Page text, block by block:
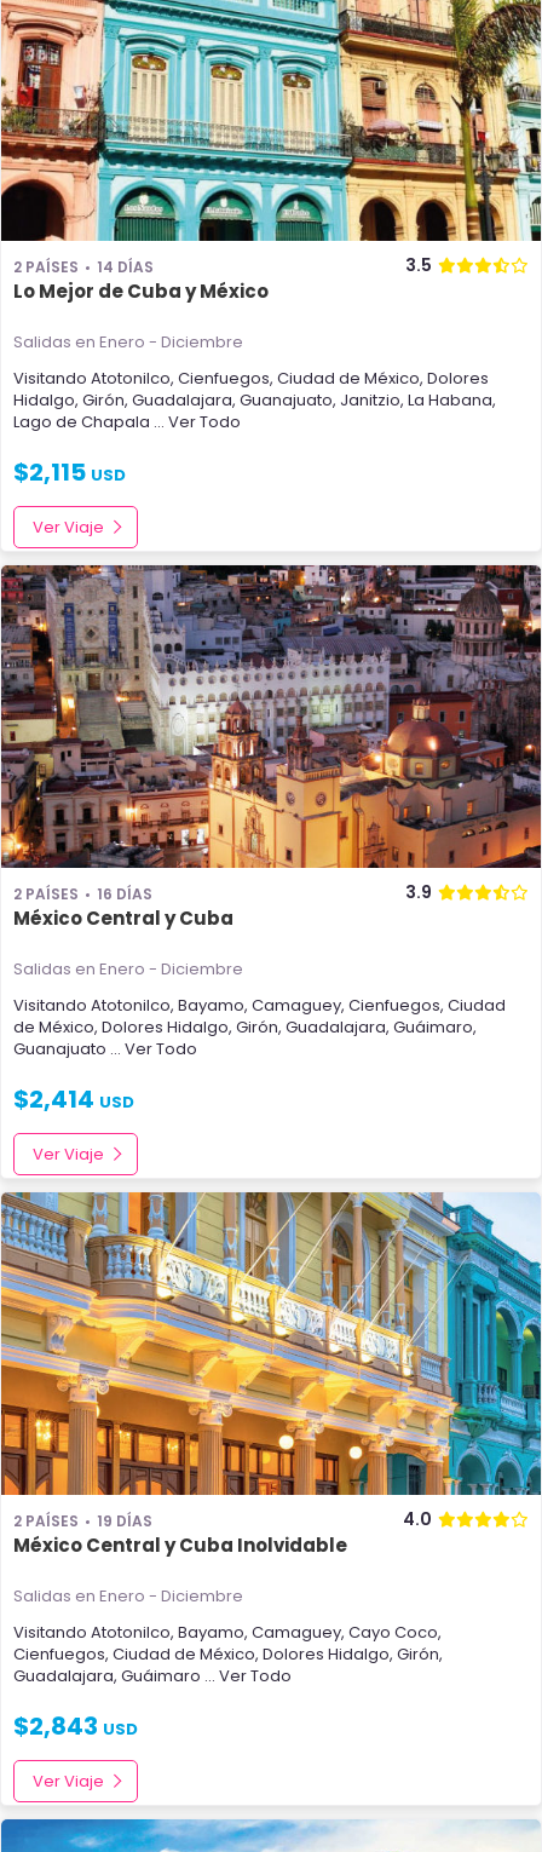
2 PAÍSES 14 DÍAS 3.5
Lo Mejor de Cuba y México
Salidas en Enero - Diciembre
Visitando Atotonilco, Cienfuegos, Ciudad de México, Dolores
Hidalgo, Girón, Guadalajara, Guanajuato, Janitzio, La Habana,
Lago de Chapala ... Ver Todo
$2,115 USD
Ver Viaje
2 PAÍSES 16 DÍAS 3.9
México Central y Cuba
Salidas en Enero - Diciembre
Visitando Atotonilco, Bayamo, Camaguey, Cienfuegos, Ciudad
de México, Dolores Hidalgo, Girón, Guadalajara, Guáimaro,
Guanajuato ... Ver Todo
$2,414 USD
Ver Viaje
2 PAÍSES 19 DÍAS 4.0
México Central y Cuba Inolvidable
Salidas en Enero - Diciembre
Visitando Atotonilco, Bayamo, Camaguey, Cayo Coco,
Cienfuegos, Ciudad de México, Dolores Hidalgo, Girón,
Guadalajara, Guáimaro ... Ver Todo
$2,843 USD
Ver Viaje